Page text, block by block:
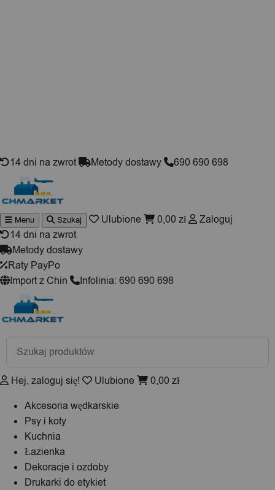
14 dni na zwrot Metody dostawy 690 690 698
Wyszukiwarka
produktów
Menu Szukaj Ulubione 0,00 zł
Zaloguj
14 dni na zwrot
Metody dostawy
Raty PayPo
Import z Chin
Infolinia: 690 690 698
Wyszukiwarka
produktów
Hej, zaloguj się! Ulubione 0,00 zł
Akcesoria wędkarskie
Psy i koty
Kuchnia
Łazienka
Dekoracje i ozdoby
Drukarki do etykiet